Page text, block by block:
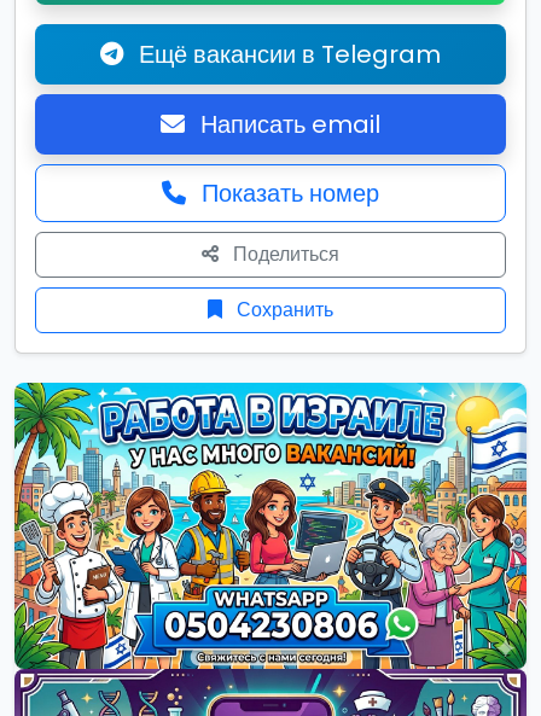
Ещё вакансии в Telegram
Написать email
Показать номер
Поделиться
Сохранить